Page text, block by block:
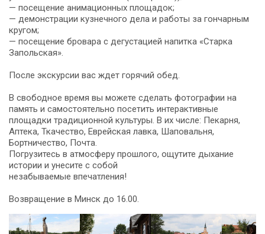
— посещение анимационных площадок;
— демонстрации кузнечного дела и работы за гончарным
кругом;
— посещение бровара с дегустацией напитка «Старка
Запольская».
После экскурсии вас ждет горячий обед.
В свободное время вы можете сделать фотографии на
память и самостоятельно посетить интерактивные
площадки традиционной культуры. В их числе: Пекарня,
Аптека, Ткачество, Еврейская лавка, Шаповальня,
Бортничество, Почта.
Погрузитесь в атмосферу прошлого, ощутите дыхание
истории и унесите с собой
незабываемые впечатления!
Возвращение в Минск до 16.00.